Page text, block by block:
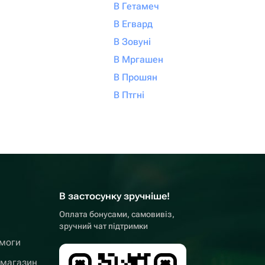
В Гетамеч
В Егвард
В Зовуні
В Мргашен
В Прошян
В Птгні
В застосунку зручніше!
Оплата бонусами, самовивіз,
зручний чат підтримки